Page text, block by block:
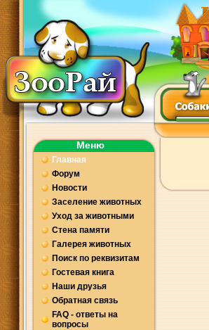
Меню
Главная
Форум
Новости
Заселение животных
Уход за животными
Стена памяти
Галерея животных
Поиск по реквизитам
Гостевая книга
Наши друзья
Обратная связь
FAQ - ответы на
вопросы